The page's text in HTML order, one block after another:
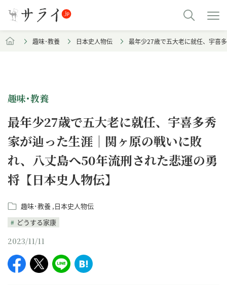
趣味･教養 日本史人物伝 最年少27歳で五大老に就任、宇喜
趣味･教養
最年少27歳で五大老に就任、宇喜多秀
家が辿った生涯｜関ヶ原の戦いに敗
れ、八丈島へ50年流刑された悲運の勇
将【日本史人物伝】
趣味･教養 日本史人物伝
どうする家康
2023/11/11